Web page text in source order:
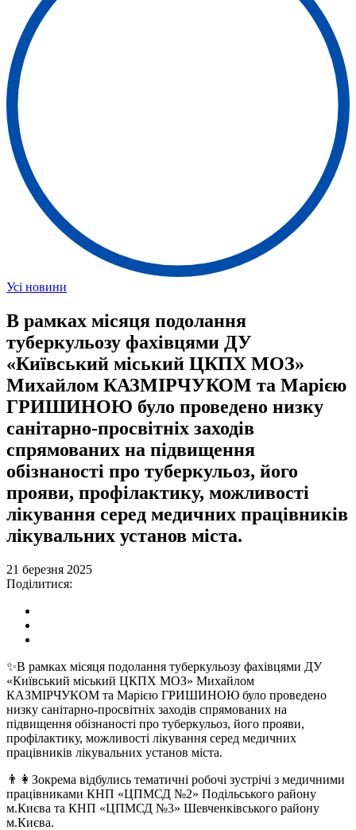
Усі новини
В рамках місяця подолання
туберкульозу фахівцями ДУ
«Київський міський ЦКПХ МОЗ»
Михайлом КАЗМІРЧУКОМ та Марією
ГРИШИНОЮ було проведено низку
санітарно-просвітніх заходів
спрямованих на підвищення
обізнаності про туберкульоз, його
прояви, профілактику, можливості
лікування серед медичних працівників
лікувальних установ міста.
21 березня 2025
Поділитися:
✨В рамках місяця подолання туберкульозу фахівцями ДУ
«Київський міський ЦКПХ МОЗ» Михайлом
КАЗМІРЧУКОМ та Марією ГРИШИНОЮ було проведено
низку санітарно-просвітніх заходів спрямованих на
підвищення обізнаності про туберкульоз, його прояви,
профілактику, можливості лікування серед медичних
працівників лікувальних установ міста.
👨‍👩‍Зокрема відбулись тематичні робочі зустрічі з медичними
працівниками КНП «ЦПМСД №2» Подільського району
м.Києва та КНП «ЦПМСД №3» Шевченківського району
м.Києва.